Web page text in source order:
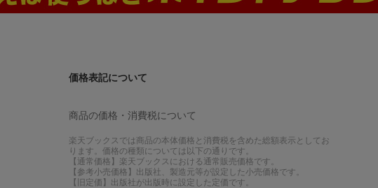
価格表記について
商品の価格・消費税について
楽天ブックスでは商品の本体価格と消費税を含めた総額表示としてお
ります。価格の種類については以下の通りです。
【通常価格】楽天ブックスにおける通常販売価格です。
【参考小売価格】出版社、製造元等が設定した小売価格です。
【旧定価】出版社が出版時に設定した定価です。